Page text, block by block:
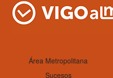
Área Metropolitana
Sucesos